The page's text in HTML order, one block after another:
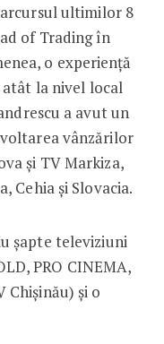
ultimilor 8
of Trading în
o experiență
atât la nivel local
a avut un
vânzărilor
și TV Markiza,
Cehia și Slovacia.
șapte televiziuni
PRO CINEMA,
Chișinău) și o